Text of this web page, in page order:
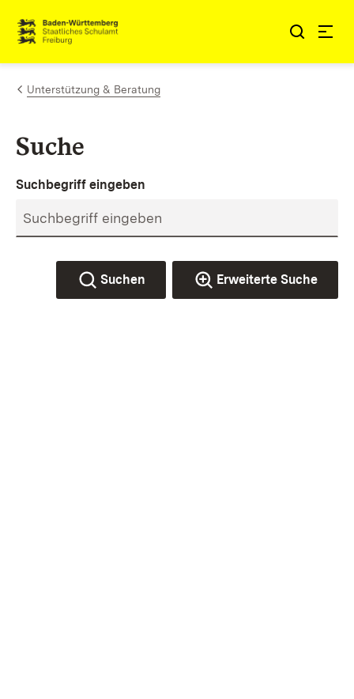
Zum Inhalt springen
Link zur Startseite
Unterstützung & Beratung
Suche
Suchbegriff eingeben
Suchen Erweiterte Suche